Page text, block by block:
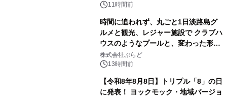
11時間前
時間に追われず、丸ごと1日淡路島グ
ルメと観光、レジャー施設で クラブハ
ウスのようなプールと、変わった形の
サウナも 「THE BOXY AWAJI」のお
得な素泊まり連泊プランで
株式会社ぷらど
13時間前
【令和8年8月8日】トリプル「8」の日
に発表！ ヨックモック・地域バージョ